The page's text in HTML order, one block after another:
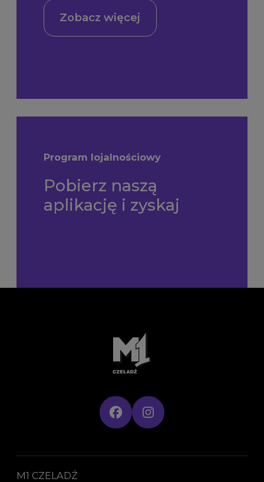
Zobacz więcej
Program lojalnościowy
Pobierz naszą
aplikację i zyskaj
M1 CZELADŹ